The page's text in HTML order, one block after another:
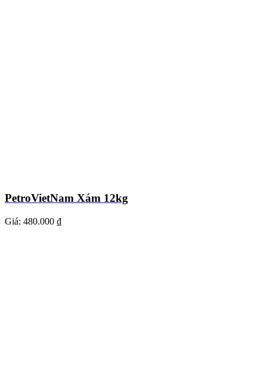
PetroVietNam Xám 12kg
Giá: 480.000 ₫